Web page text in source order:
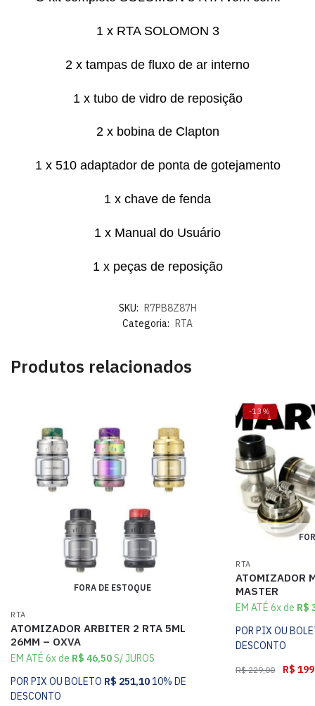
1 x RTA SOLOMON 3
2 x tampas de fluxo de ar interno
1 x tubo de vidro de reposição
2 x bobina de Clapton
1 x 510 adaptador de ponta de gotejamento
1 x chave de fenda
1 x Manual do Usuário
1 x peças de reposição
SKU:
R7PB8Z87H
Categoria:
RTA
Produtos relacionados
FORA DE ESTOQUE
RTA
ATOMIZADOR ARBITER 2 RTA 5ML
26MM – OXVA
EM ATÉ 6x de R$ 46,50S/ JUROS
POR PIX OU BOLETO R$ 251,1010% DE
DESCONTO
-13%
RTA
ATOMIZADOR
MASTER
EM ATÉ 6x de R$
POR PIX OU
DESCONTO
R$229,00 R$